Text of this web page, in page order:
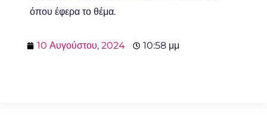
όπου έφερα το θέμα.
10 Αυγούστου, 2024 10:58 μμ